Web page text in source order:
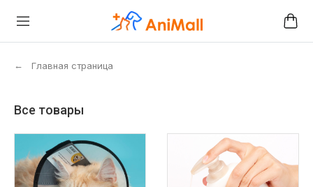
← Главная страница
Все товары